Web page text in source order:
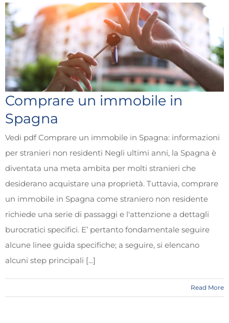
Comprare un immobile in
Spagna
Vedi pdf Comprare un immobile in Spagna: informazioni
per stranieri non residenti Negli ultimi anni, la Spagna è
diventata una meta ambita per molti stranieri che
desiderano acquistare una proprietà. Tuttavia, comprare
un immobile in Spagna come straniero non residente
richiede una serie di passaggi e l'attenzione a dettagli
burocratici specifici. E’ pertanto fondamentale seguire
alcune linee guida specifiche; a seguire, si elencano
alcuni step principali [...]
Read More